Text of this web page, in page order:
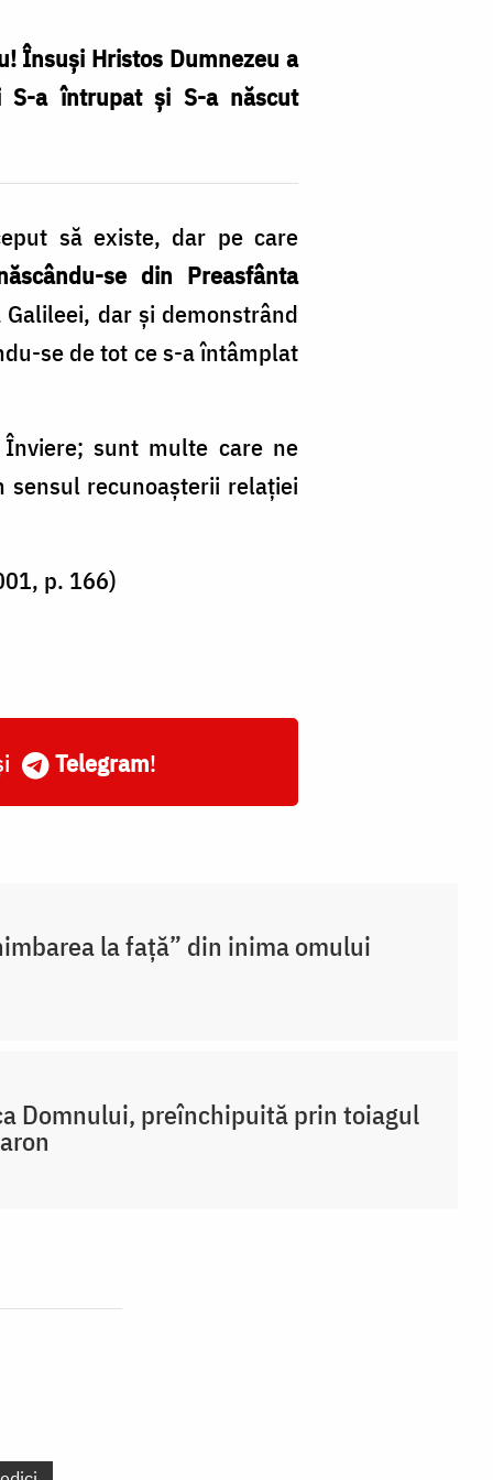
Însuși Hristos Dumnezeu a
S-a întrupat și S-a născut
să existe, dar pe care
se din Preasfânta
dar şi demonstrând
se de tot ce s-a întâmplat
Înviere; sunt multe care ne
sensul recunoaşterii relaţiei
p. 166)
Telegram!
la față” din inima omului
Domnului, preînchipuită prin toiagul